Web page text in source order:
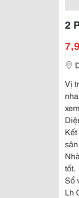
2
Vị
tốt.
Sổ
Lh